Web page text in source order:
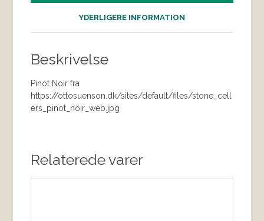
YDERLIGERE INFORMATION
Beskrivelse
Pinot Noir fra
https://ottosuenson.dk/sites/default/files/stone_cell
ers_pinot_noir_web.jpg
Relaterede varer